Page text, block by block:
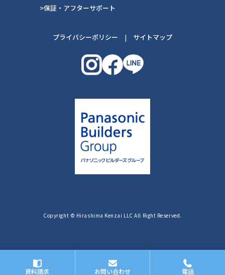
>保証・アフターサポート
プライバシーポリシー | サイトマップ
Copyright © Hirashima Kenzai LLC All Right Reserved.
資料請求 お問い合わせ 電話